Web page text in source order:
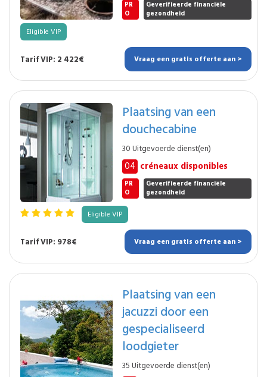
PR
O
Geverifieerde financiële
gezondheid
Eligible VIP
Tarif VIP: 2 422€ Vraag een gratis offerte aan >
Plaatsing van een
douchecabine
30 Uitgevoerde dienst(en)
04 créneaux disponibles
PR
O
Geverifieerde financiële
gezondheid
Eligible VIP
Tarif VIP: 978€ Vraag een gratis offerte aan >
Plaatsing van een
jacuzzi door een
gespecialiseerd
loodgieter
35 Uitgevoerde dienst(en)